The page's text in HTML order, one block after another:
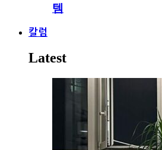
템
칼럼
Latest